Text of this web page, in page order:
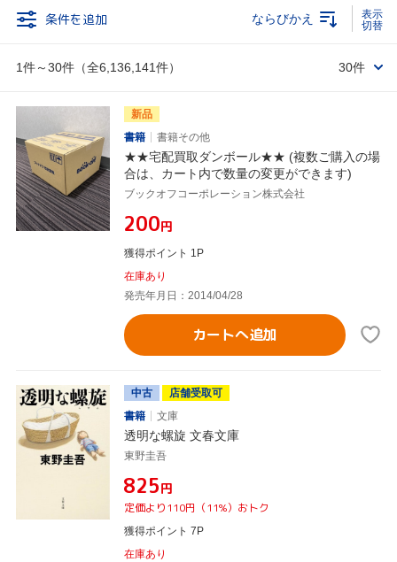
条件を追加
1件～30件（全6,136,141件）
ならびかえ
30件
新品
書籍
書籍その他
★★宅配買取ダンボール★★ (複数ご購入の場
合は、カート内で数量の変更ができます)
ブックオフコーポレーション株式会社
¥200円
獲得ポイント 1P
在庫あり
発売年月日：2014/04/28
カートへ追加
中古
店舗受取可
書籍
文庫
透明な螺旋 文春文庫
東野圭吾
¥825円
定価より110円（11%）おトク
獲得ポイント 7P
在庫あり